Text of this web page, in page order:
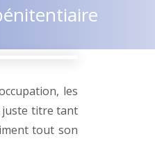
les
juste titre tant
tout son